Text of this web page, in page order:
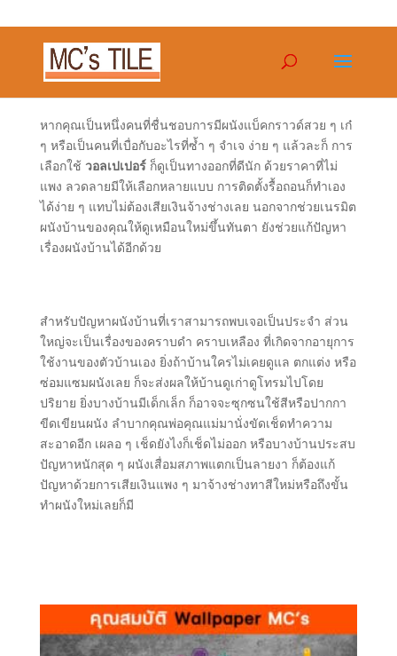
หากคุณเป็นหนึ่งคนที่ชื่นชอบการมีผนังแบ็คกราวด์สวย ๆ เก๋
ๆ หรือเป็นคนที่เบื่อกับอะไรที่ซ้ำ ๆ จำเจ ง่าย ๆ แล้วละก็ การ
เลือกใช้ วอลเปเปอร์ก็ดูเป็นทางออกที่ดีนัก ด้วยราคาที่ไม่
แพง ลวดลายมีให้เลือกหลายแบบ การติดตั้งรื้อถอนก็ทำเอง
ได้ง่าย ๆ แทบไม่ต้องเสียเงินจ้างช่างเลย นอกจากช่วยเนรมิต
ผนังบ้านของคุณให้ดูเหมือนใหม่ขึ้นทันตา ยังช่วยแก้ปัญหา
เรื่องผนังบ้านได้อีกด้วย
สำหรับปัญหาผนังบ้านที่เราสามารถพบเจอเป็นประจำ ส่วน
ใหญ่จะเป็นเรื่องของคราบดำ คราบเหลือง ที่เกิดจากอายุการ
ใช้งานของตัวบ้านเอง ยิ่งถ้าบ้านใครไม่เคยดูแล ตกแต่ง หรือ
ซ่อมแซมผนังเลย ก็จะส่งผลให้บ้านดูเก่าดูโทรมไปโดย
ปริยาย ยิ่งบางบ้านมีเด็กเล็ก ก็อาจจะซุกซนใช้สีหรือปากกา
ขีดเขียนผนัง ลำบากคุณพ่อคุณแม่มานั่งขัดเช็ดทำความ
สะอาดอีก เผลอ ๆ เช็ดยังไงก็เช็ดไม่ออก หรือบางบ้านประสบ
ปัญหาหนักสุด ๆ ผนังเสื่อมสภาพแตกเป็นลายงา ก็ต้องแก้
ปัญหาด้วยการเสียเงินแพง ๆ มาจ้างช่างทาสีใหม่หรือถึงขั้น
ทำผนังใหม่เลยก็มี